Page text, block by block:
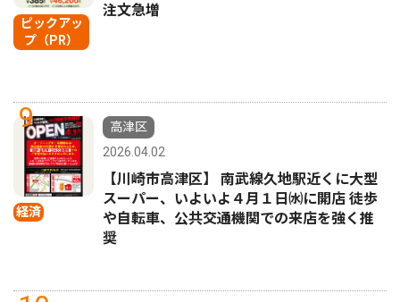
ピックアッ
プ（PR）
注文急増
9
経済
高津区
2026.04.02
【川崎市高津区】 南武線久地駅近くに大型
スーパー、いよいよ４月１日㈬に開店 徒歩
や自転車、公共交通機関での来店を強く推
奨